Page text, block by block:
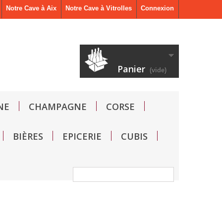
Connexion
Notre Cave à Vitrolles
Notre Cave à Aix
Panier (vide)
CHAMPAGNE CORSE
BIÈRES EPICERIE CUBIS